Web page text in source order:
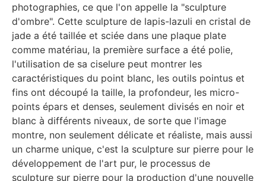
photographies, ce que l'on appelle la "sculpture
d'ombre". Cette sculpture de lapis-lazuli en cristal de
jade a été taillée et sciée dans une plaque plate
comme matériau, la première surface a été polie,
l'utilisation de sa ciselure peut montrer les
caractéristiques du point blanc, les outils pointus et
fins ont découpé la taille, la profondeur, les micro-
points épars et denses, seulement divisés en noir et
blanc à différents niveaux, de sorte que l'image
montre, non seulement délicate et réaliste, mais aussi
un charme unique, c'est la sculpture sur pierre pour le
développement de l'art pur, le processus de
sculpture sur pierre pour la production d'une nouvelle